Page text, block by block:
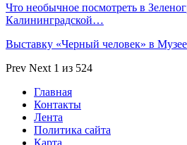
Что необычное посмотреть в
Калининградской…
Выставку «Черный человек» в
Prev Next 1 из 524
Главная
Контакты
Лента
Политика сайта
Карта